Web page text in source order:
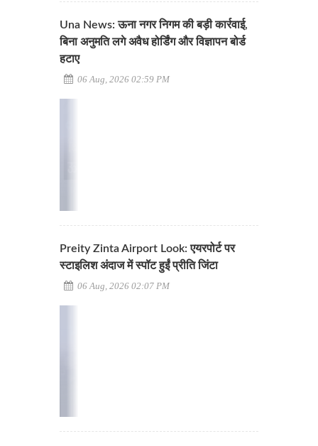
Una News: ऊना नगर निगम की बड़ी कार्रवाई,
बिना अनुमति लगे अवैध होर्डिंग और विज्ञापन बोर्ड
हटाए
06 Aug, 2026 02:59 PM
Preity Zinta Airport Look: एयरपोर्ट पर
स्टाइलिश अंदाज में स्पॉट हुईं प्रीति जिंटा
06 Aug, 2026 02:07 PM